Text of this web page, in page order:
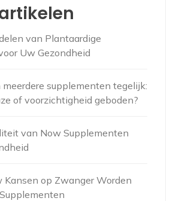
van Plantaardige
Uw Gezondheid
supplementen tegelijk:
of voorzichtigheid geboden?
van Now Supplementen
Kansen op Zwanger Worden